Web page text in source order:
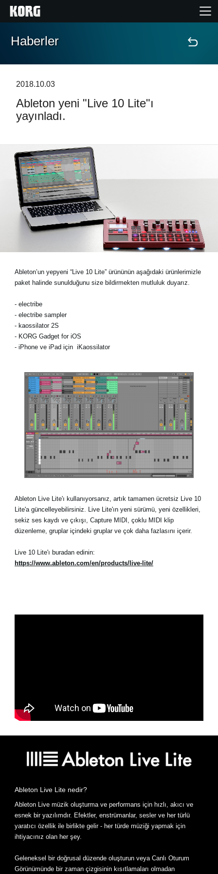
Ana Sayfa
Özellikler
Destek
Mağaza Bulucu
Haberler
Haberler
2018.10.03
Ableton yeni "Live 10 Lite"ı
yayınladı.
Ableton’un yepyeni “Live 10 Lite” ürününün aşağıdaki ürünlerimizle
paket halinde sunulduğunu size bildirmekten mutluluk duyarız.
- electribe
- electribe sampler
- kaossilator 2S
- KORG Gadget for iOS
- iPhone ve iPad için iKaossilator
Ableton Live Lite'ı kullanıyorsanız, artık tamamen ücretsiz Live 10
Lite'a güncelleyebilirsiniz. Live Lite'ın yeni sürümü, yeni özellikleri,
sekiz ses kaydı ve çıkışı, Capture MIDI, çoklu MIDI klip
düzenleme, gruplar içindeki gruplar ve çok daha fazlasını içerir.
Live 10 Lite'ı buradan edinin:
https://www.ableton.com/en/products/live-lite/
Ableton Live Lite nedir?
Ableton Live müzik oluşturma ve performans için hızlı, akıcı ve
esnek bir yazılımdır. Efektler, enstrümanlar, sesler ve her türlü
yaratıcı özellik ile birlikte gelir - her türde müziği yapmak için
ihtiyacınız olan her şey.
Geleneksel bir doğrusal düzende oluşturun veya Canlı Oturum
Görünümünde bir zaman çizgisinin kısıtlamaları olmadan